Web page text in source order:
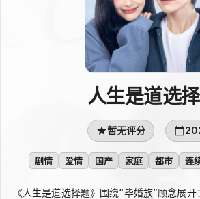
人生是道选
暂无评分
剧情 爱情 国产 家庭 都市 连
《人生是道选择题》围绕“毕婚族”顾念展